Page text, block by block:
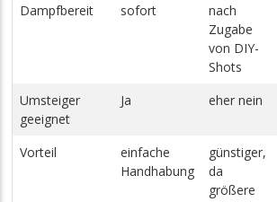
Dampfbereit
sofort
nach
Zugabe
von DIY-
Shots
Umsteiger
geeignet
Ja eher nein
Vorteil
einfache
Handhabung
günstiger,
da
größere